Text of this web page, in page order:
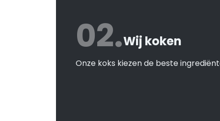
02.Wij koken
Onze koks kiezen de beste